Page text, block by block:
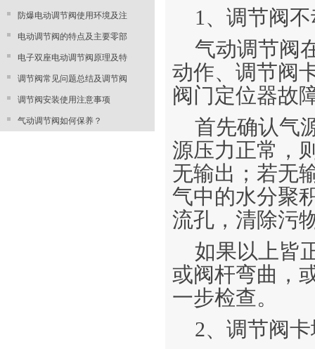
防爆电动调节阀使用环境及注
电动调节阀的特点及主要零部
电子双座电动调节阀原理及特
调节阀常见问题总结及调节阀
调节阀安装使用注意事项
气动调节阀如何保养？
1、调节阀
气动调节阀
动作、调节阀
阀门定位器故
首先确认气
源压力正常，
无输出；若无
气中的水分聚
流孔，清除污
如果以上皆
或阀杆弯曲，
一步检查。
2、调节阀